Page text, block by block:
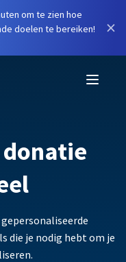
om te zien hoe
doelen te bereiken!
×
die je nodig hebt om je